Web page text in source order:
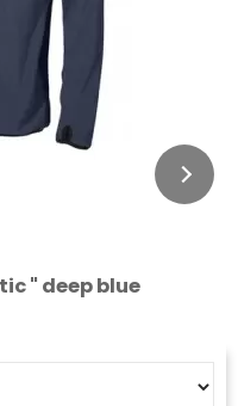
" deep blue